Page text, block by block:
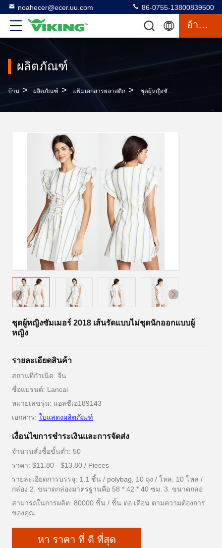
noahecer@ecer.uu.com 86-0755-13800839500
อ้างอิง
ผลิตภัณฑ์
บ้าน > ผลิตภัณฑ์ > แฟ้มเอกสารพลาสติก > ชุดผู้หญิงซัมเมอร์ 2018 เส้นรัดแบบไม่ชุดนักออกแบบผู้หญิง
ชุดผู้หญิงซัมเมอร์ 2018 เส้นรัดแบบไม่ชุดนักออกแบบผู้
หญิง
รายละเอียดสินค้า
สถานที่กำเนิด: จีน
ชื่อแบรนด์: Lancai
หมายเลขรุ่น: แอลซีเอ189143
เอกสาร: ใบแสดงผลิตภัณฑ์
เงื่อนไขการชําระเงินและการจัดส่ง
จำนวนสั่งซื้อขั้นต่ำ: 50
ราคา: $11.80 - $13.80 / Pieces
รายละเอียดการบรรจุ: 1.1 ชิ้น / polybag, 10 ถุง / โหล, 10 โหล /
กล่อง 2. ขนาดกล่องมาตรฐานคือ 58 * 42 * 40 ซม. 3. ขนาดกล่อ
สามารถในการผลิต: 80000 ชิ้น / ชิ้น ต่อ เดือน ตามความต้องการ
ของคุณ
หา ราคา ที่ ดี ที่สุด